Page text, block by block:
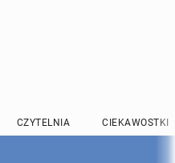
CZYTELNIA CIEKAWOSTKI